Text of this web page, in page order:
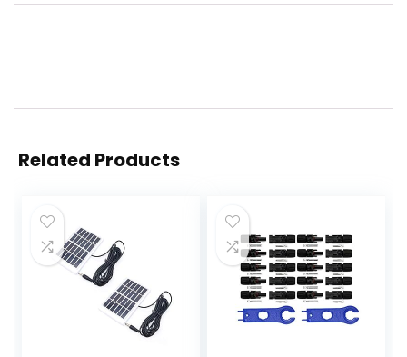
Related Products